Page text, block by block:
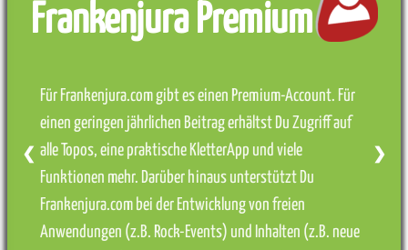
Frankenjura Premium
Für Frankenjura.com gibt es einen Premium-Account. Für
einen geringen jährlichen Beitrag erhältst Du Zugriff auf
alle Topos, eine praktische KletterApp und viele
Funktionen mehr. Darüber hinaus unterstützt Du
Frankenjura.com bei der Entwicklung von freien
Anwendungen (z.B. Rock-Events) und Inhalten (z.B. neue
❮ ❯